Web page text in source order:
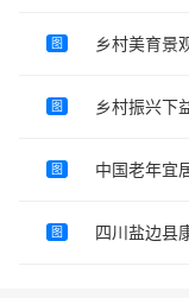
图 乡村美育景
图 乡村振兴下
图 中国老年宜
图 四川盐边县